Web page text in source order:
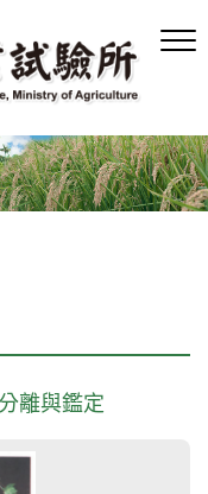
離與鑑定